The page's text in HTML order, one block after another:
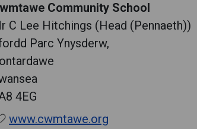
Community School
C Lee Hitchings (Head (Pennaeth))
Parc Ynysderw,
4EG
www.cwmtawe.org